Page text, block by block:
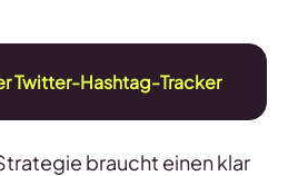
Twitter-Hashtag-Tracker
braucht einen klar